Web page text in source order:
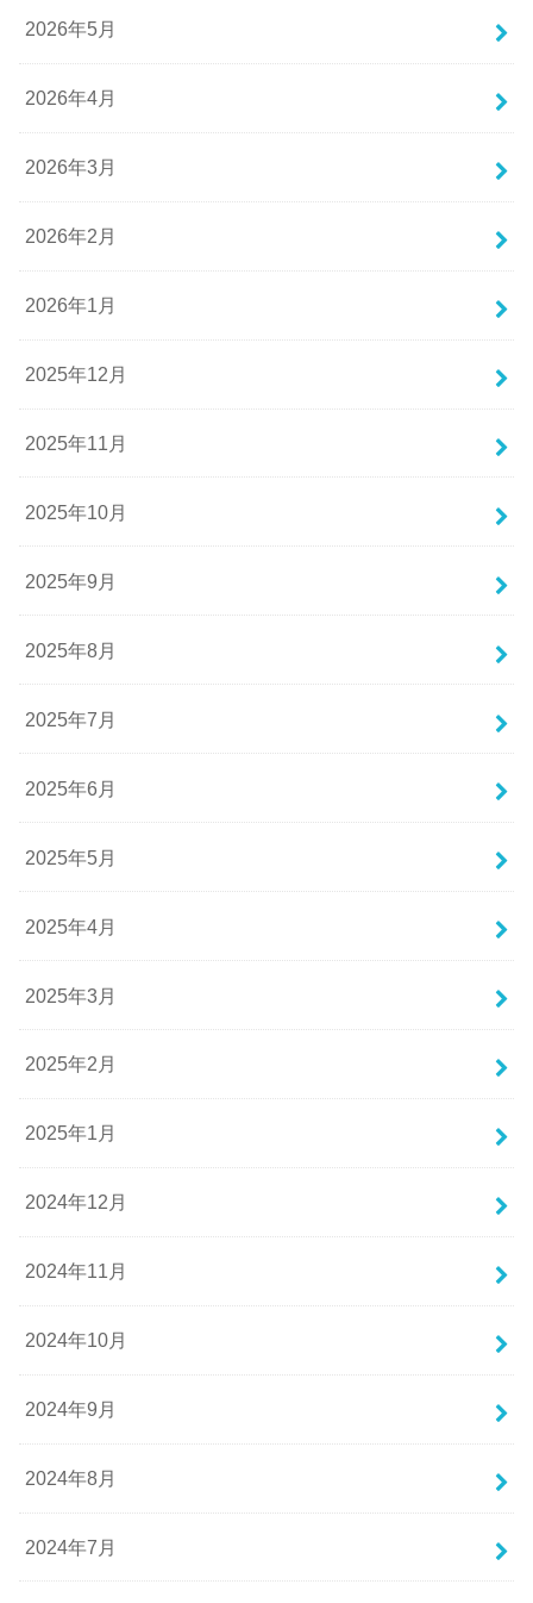
2026年5月
2026年4月
2026年3月
2026年2月
2026年1月
2025年12月
2025年11月
2025年10月
2025年9月
2025年8月
2025年7月
2025年6月
2025年5月
2025年4月
2025年3月
2025年2月
2025年1月
2024年12月
2024年11月
2024年10月
2024年9月
2024年8月
2024年7月